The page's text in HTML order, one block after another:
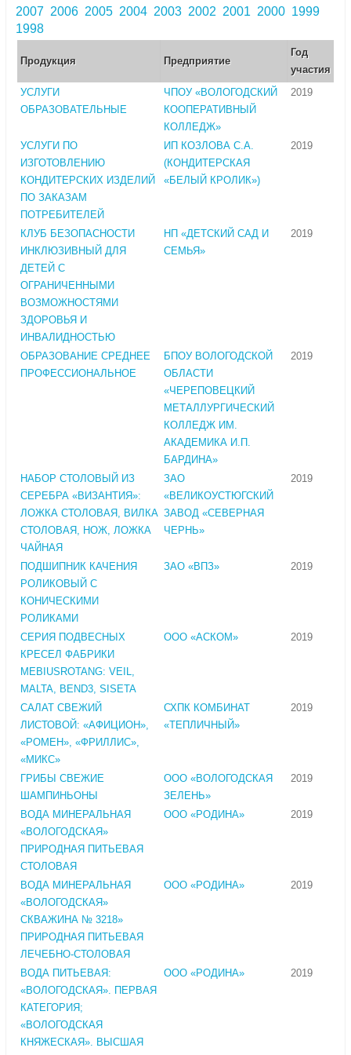
2007 2006 2005 2004 2003 2002 2001 2000 1999
1998
Продукция Предприятие
Год
участия
УСЛУГИ
ОБРАЗОВАТЕЛЬНЫЕ
ЧПОУ «ВОЛОГОДСКИЙ
КООПЕРАТИВНЫЙ
КОЛЛЕДЖ»
2019
УСЛУГИ ПО
ИЗГОТОВЛЕНИЮ
КОНДИТЕРСКИХ ИЗДЕЛИЙ
ПО ЗАКАЗАМ
ПОТРЕБИТЕЛЕЙ
ИП КОЗЛОВА С.А.
(КОНДИТЕРСКАЯ
«БЕЛЫЙ КРОЛИК»)
2019
КЛУБ БЕЗОПАСНОСТИ
ИНКЛЮЗИВНЫЙ ДЛЯ
ДЕТЕЙ С
ОГРАНИЧЕННЫМИ
ВОЗМОЖНОСТЯМИ
ЗДОРОВЬЯ И
ИНВАЛИДНОСТЬЮ
НП «ДЕТСКИЙ САД И
СЕМЬЯ»
2019
ОБРАЗОВАНИЕ СРЕДНЕЕ
ПРОФЕССИОНАЛЬНОЕ
БПОУ ВОЛОГОДСКОЙ
ОБЛАСТИ
«ЧЕРЕПОВЕЦКИЙ
МЕТАЛЛУРГИЧЕСКИЙ
КОЛЛЕДЖ ИМ.
АКАДЕМИКА И.П.
БАРДИНА»
2019
НАБОР СТОЛОВЫЙ ИЗ
СЕРЕБРА «ВИЗАНТИЯ»:
ЛОЖКА СТОЛОВАЯ, ВИЛКА
СТОЛОВАЯ, НОЖ, ЛОЖКА
ЧАЙНАЯ
ЗАО
«ВЕЛИКОУСТЮГСКИЙ
ЗАВОД «СЕВЕРНАЯ
ЧЕРНЬ»
2019
ПОДШИПНИК КАЧЕНИЯ
РОЛИКОВЫЙ С
КОНИЧЕСКИМИ
РОЛИКАМИ
ЗАО «ВПЗ» 2019
СЕРИЯ ПОДВЕСНЫХ
КРЕСЕЛ ФАБРИКИ
MEBIUSROTANG: VEIL,
MALTA, BEND3, SISETA
ООО «АСКОМ» 2019
САЛАТ СВЕЖИЙ
ЛИСТОВОЙ: «АФИЦИОН»,
«РОМЕН», «ФРИЛЛИС»,
«МИКС»
СХПК КОМБИНАТ
«ТЕПЛИЧНЫЙ»
2019
ГРИБЫ СВЕЖИЕ
ШАМПИНЬОНЫ
ООО «ВОЛОГОДСКАЯ
ЗЕЛЕНЬ»
2019
ВОДА МИНЕРАЛЬНАЯ
«ВОЛОГОДСКАЯ»
ПРИРОДНАЯ ПИТЬЕВАЯ
СТОЛОВАЯ
ООО «РОДИНА» 2019
ВОДА МИНЕРАЛЬНАЯ
«ВОЛОГОДСКАЯ»
СКВАЖИНА № 3218»
ПРИРОДНАЯ ПИТЬЕВАЯ
ЛЕЧЕБНО-СТОЛОВАЯ
ООО «РОДИНА» 2019
ВОДА ПИТЬЕВАЯ:
«ВОЛОГОДСКАЯ». ПЕРВАЯ
КАТЕГОРИЯ;
«ВОЛОГОДСКАЯ
КНЯЖЕСКАЯ». ВЫСШАЯ
ООО «РОДИНА» 2019